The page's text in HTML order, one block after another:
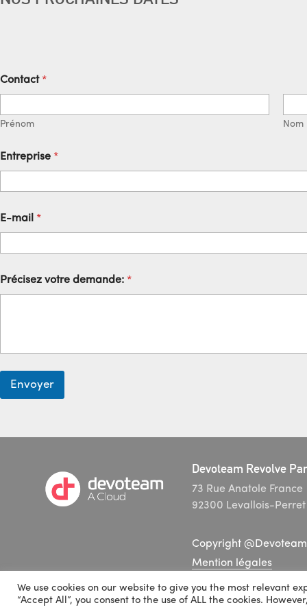
Contact *
Prénom Nom
Entreprise *
C
o
a
c
a
E-mail *
Précisez votre demande: *
Envoyer
Devoteam Revolve
73 Rue Anatole France
92300 Levallois-Perret
Copyright
Mention légales
We use cookies on our website to give you the most relevant
“Accept All”, you consent to the use of ALL the cookies.